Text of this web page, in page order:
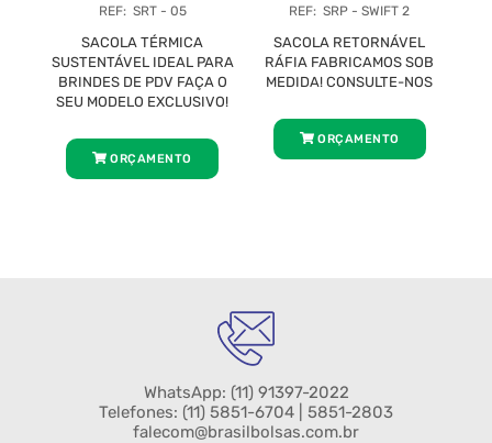
REF: SRT - 05
SACOLA TÉRMICA
SUSTENTÁVEL IDEAL PARA
BRINDES DE PDV FAÇA O
SEU MODELO EXCLUSIVO!
ORÇAMENTO
REF: SRP - SWIFT 2
SACOLA RETORNÁVEL
RÁFIA FABRICAMOS SOB
MEDIDA! CONSULTE-NOS
ORÇAMENTO
WhatsApp: (11) 91397-2022
Telefones: (11) 5851-6704 | 5851-2803
falecom@brasilbolsas.com.br